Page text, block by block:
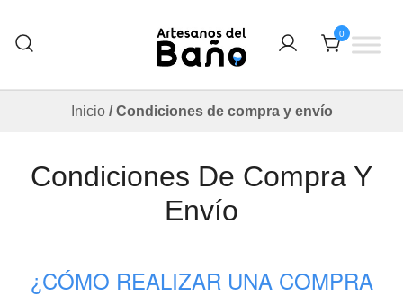
contenido
Artesanos Del Baño
0
Inicio/ Condiciones de compra y envío
Condiciones De Compra Y
Envío
¿CÓMO REALIZAR UNA COMPRA